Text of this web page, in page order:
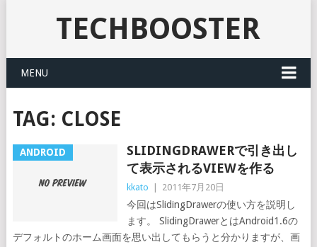
TECHBOOSTER
MENU
TAG: CLOSE
ANDROID
SLIDINGDRAWERで引き出し
て表示されるVIEWを作る
kkato 2011年7月20日
今回はSlidingDrawerの使い方を説明し
ます。 SlidingDrawerとはAndroid1.6の
デフォルトのホーム画面を思い出してもらうと分かりますが、画